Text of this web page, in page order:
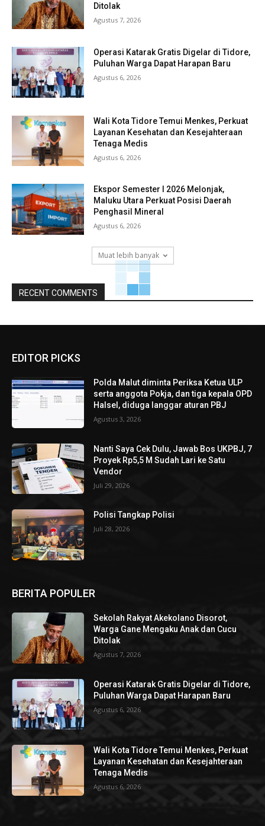
Ditolak
Agustus 7, 2026
Operasi Katarak Gratis Digelar di Tidore,
Puluhan Warga Dapat Harapan Baru
Agustus 6, 2026
Wali Kota Tidore Temui Menkes, Perkuat
Layanan Kesehatan dan Kesejahteraan
Tenaga Medis
Agustus 6, 2026
Ekspor Semester I 2026 Melonjak,
Maluku Utara Perkuat Posisi Daerah
Penghasil Mineral
Agustus 6, 2026
Muat lebih banyak
RECENT COMMENTS
EDITOR PICKS
Polda Malut diminta Periksa Ketua ULP
serta anggota Pokja, dan tiga kepala OPD
Halsel, diduga langgar aturan PBJ
Agustus 3, 2026
Nanti Saya Cek Dulu, Jawab Bos UKPBJ, 7
Proyek Rp5,5 M Sudah Lari ke Satu
Vendor
Juli 29, 2026
Polisi Tangkap Polisi
Juli 28, 2026
BERITA POPULER
Sekolah Rakyat Akekolano Disorot,
Warga Gane Mengaku Anak dan Cucu
Ditolak
Agustus 7, 2026
Operasi Katarak Gratis Digelar di Tidore,
Puluhan Warga Dapat Harapan Baru
Agustus 6, 2026
Wali Kota Tidore Temui Menkes, Perkuat
Layanan Kesehatan dan Kesejahteraan
Tenaga Medis
Agustus 6, 2026